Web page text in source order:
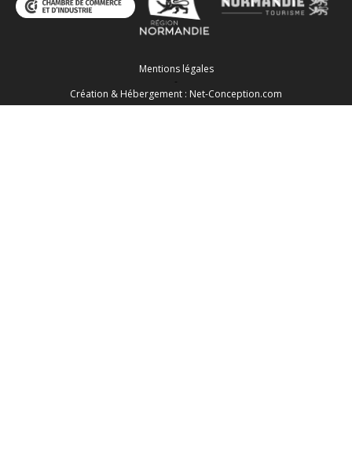
Mentions légales
-
Création & Hébergement : Net-Conception.com